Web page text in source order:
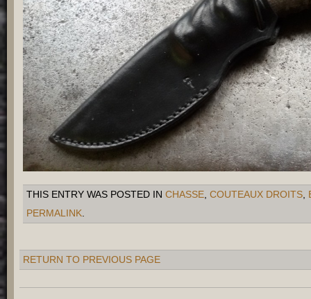
THIS ENTRY WAS POSTED IN CHASSE COUTEAUX DROITS
PERMALINK
RETURN TO PREVIOUS PAGE